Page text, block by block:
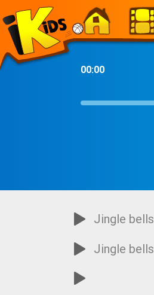
00:00
Jingle bells
Jingle bells